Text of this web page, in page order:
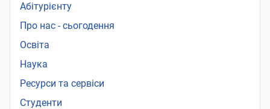
Абітурієнту
Про нас - сьогодення
Освіта
Наука
Ресурси та сервіси
Студенти